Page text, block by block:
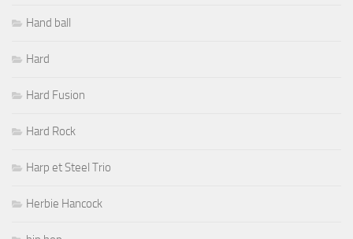
Hand ball
Hard
Hard Fusion
Hard Rock
Harp et Steel Trio
Herbie Hancock